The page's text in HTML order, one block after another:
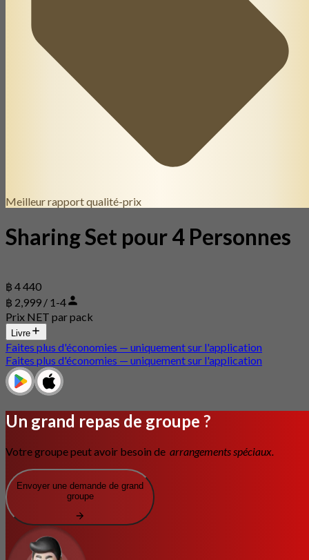
Meilleur rapport qualité-prix
Sharing Set pour 4 Personnes
฿ 4 440
฿ 2,999 / 1-4
Prix NET par pack
Livre
Faites plus d'économies — uniquement sur l'application
Faites plus d'économies — uniquement sur l'application
Un grand repas de groupe ?
Votre groupe peut avoir besoin de arrangements spéciaux.
Envoyer une demande de grand
groupe